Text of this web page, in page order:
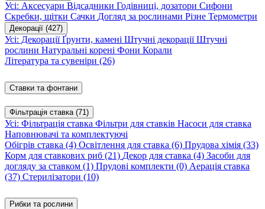
Усі: Аксесуари Відсадники Годівниці, дозатори Сифони
Скребки, щітки Сачки Догляд за рослинами Різне Термометри
Декорації (427)
Усі: ДекораціїҐрунти, камені Штучні декораціїШтучні
рослини Натуральні корені Фони Корали
Література та сувеніри (26)
Ставки та фонтани
Фільтрація ставка (71)
Усі: Фільтрація ставка Фільтри для ставків Насоси для ставка
Наповнювачі та комплектуючі
Обігрів ставка (4) Освітлення для ставка (6) Прудова хімія (33)
Корм для ставкових риб (21) Декор для ставка (4) Засоби для
догляду за ставком (1) Прудові комплекти (0) Аерація ставка
(37) Стерилізатори (10)
Рибки та рослини